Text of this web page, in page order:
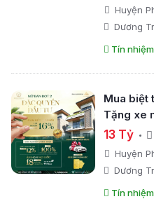
Huyện
Dương
Tín
Mua biệt
Tặng xe
13 Tỷ
Huyện
Dương
Tín